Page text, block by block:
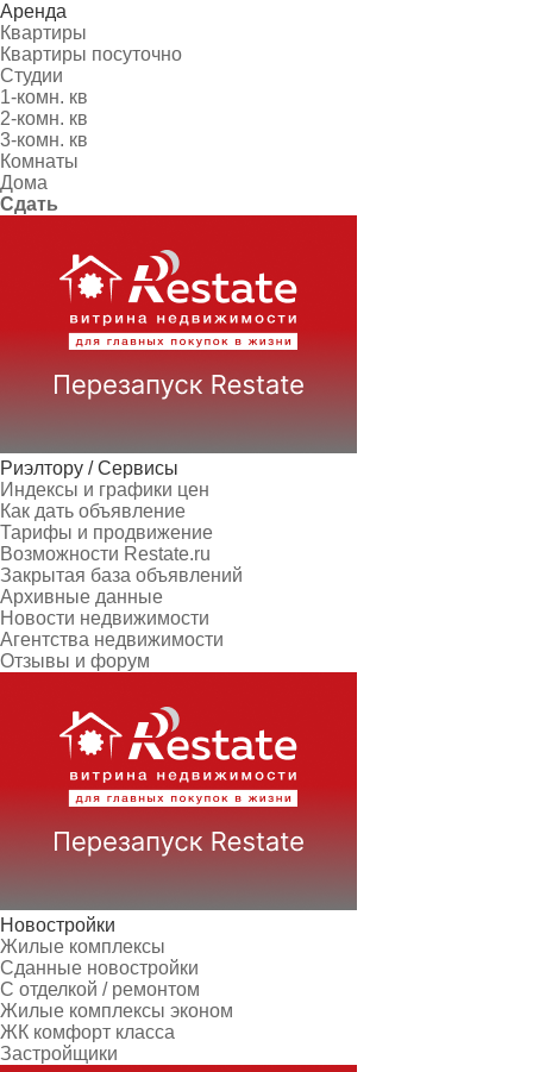
Аренда
Квартиры
Квартиры посуточно
Студии
1-комн. кв
2-комн. кв
3-комн. кв
Комнаты
Дома
Сдать
Риэлтору / Сервисы
Индексы и графики цен
Как дать объявление
Тарифы и продвижение
Возможности Restate.ru
Закрытая база объявлений
Архивные данные
Новости недвижимости
Агентства недвижимости
Отзывы и форум
Новостройки
Жилые комплексы
Сданные новостройки
С отделкой / ремонтом
Жилые комплексы эконом
ЖК комфорт класса
Застройщики